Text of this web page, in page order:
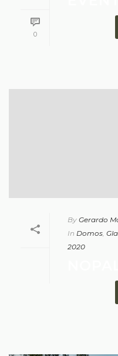
0
By Gerardo
In Domos
2020